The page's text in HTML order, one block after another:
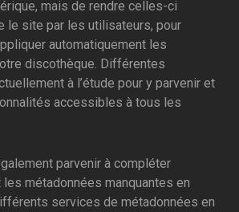
mais de rendre celles-ci
le site par les utilisateurs, pour
automatiquement les
discothèque. Différentes
à l’étude pour y parvenir et
accessibles à tous les
parvenir à compléter
métadonnées manquantes en
services de métadonnées en